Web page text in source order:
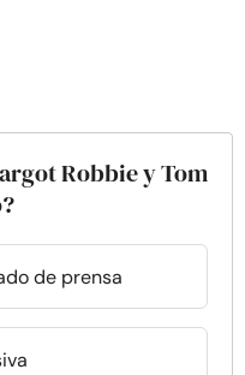
Robbie y Tom
de prensa